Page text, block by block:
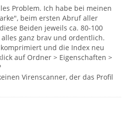
Problem. Ich habe bei meinen
beim ersten Abruf aller
Beiden jeweils ca. 80-100
alles ganz brav und ordentlich.
und die Index neu
auf Ordner > Eigenschaften >
Virenscanner, der das Profil